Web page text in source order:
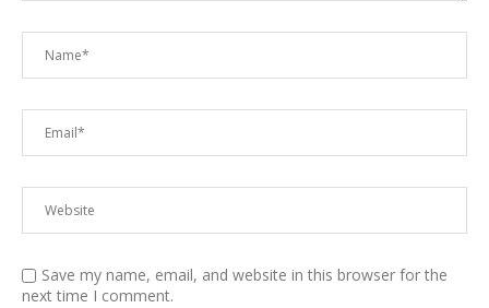
Save my name, email, and website in this browser for the
next time I comment.